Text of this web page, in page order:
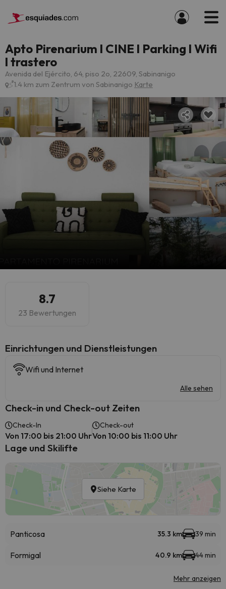
Apto Pirenarium l CINE l Parking l Wifi
l trastero
Avenida del Ejército, 64, piso 2o, 22609, Sabinanigo
1.4 km zum Zentrum von Sabinanigo Karte
8.7
23 Bewertungen
​Einrichtungen und Dienstleistungen
Wifi und Internet
Alle sehen
Check-in und Check-out Zeiten
Check-In
Von 17:00 bis 21:00 Uhr
Check-out
Von 10:00 bis 11:00 Uhr
Lage und Skilifte
Siehe Karte
Panticosa 35.3 km 39 min
Formigal 40.9 km 44 min
Mehr anzeigen